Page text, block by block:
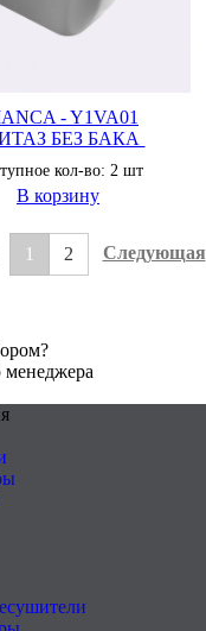
- Y1VA01
БЕЗ БАКА
кол-во: 2 шт
В корзину
1 2 Следующая
менеджера